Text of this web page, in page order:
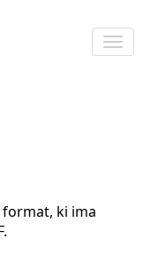
format, ki ima